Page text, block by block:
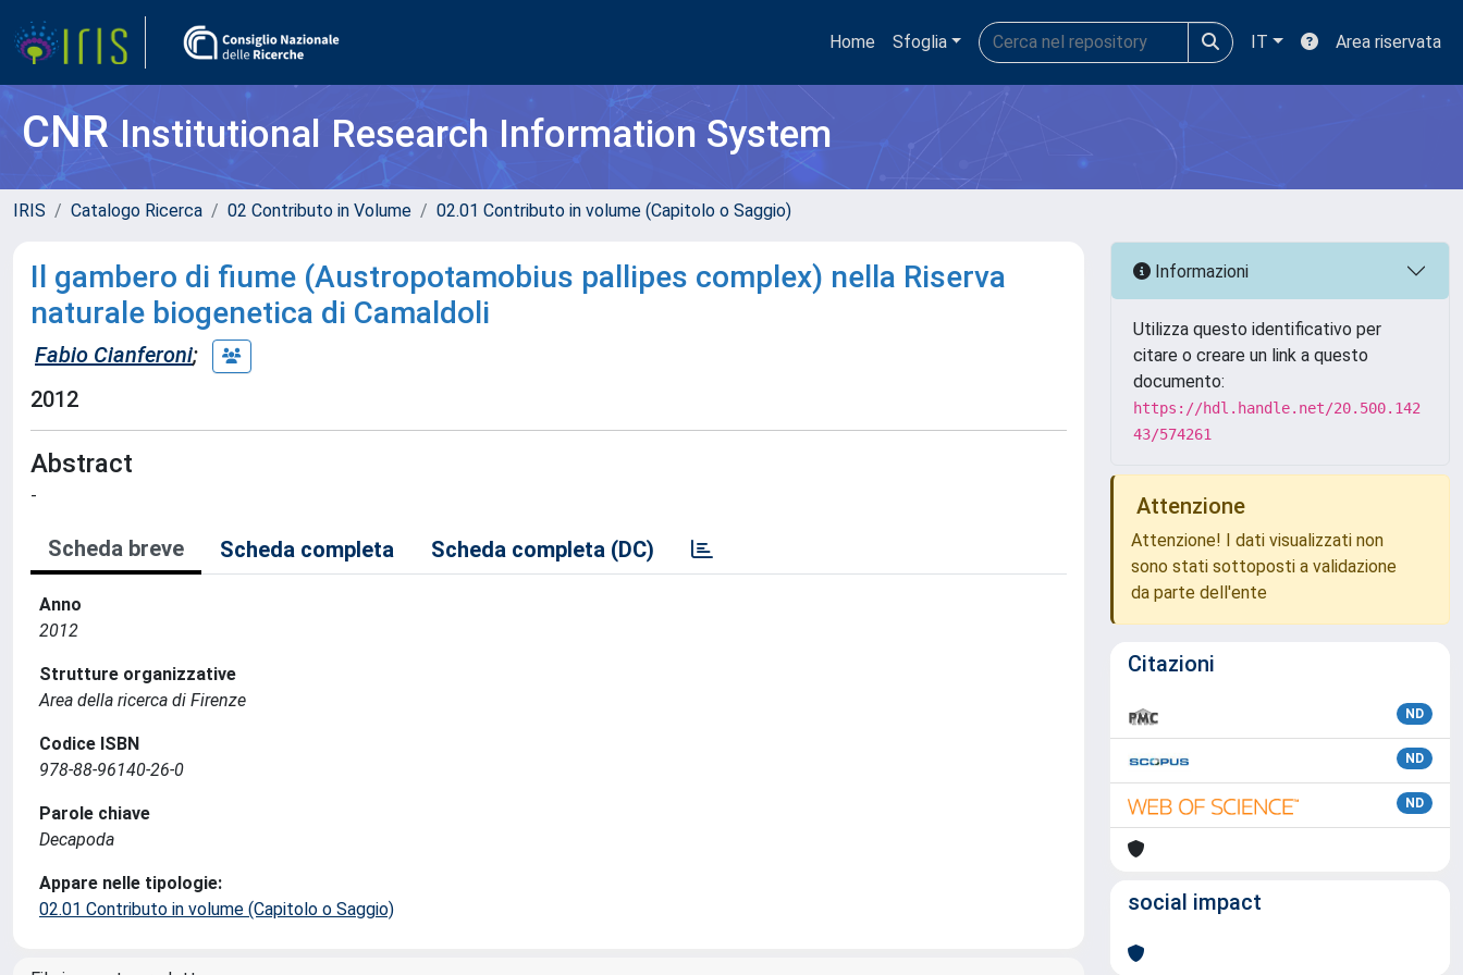
Home Sfoglia IT Area riservata
CNRInstitutional Research Information System
IRIS Catalogo Ricerca 02 Contributo in Volume 02.01 Contributo in volume (Capitolo o Saggio)
Il gambero di fiume (Austropotamobius pallipes complex) nella Riserva
naturale biogenetica di Camaldoli
Fabio Cianferoni;
2012
Abstract
-
Scheda breve Scheda completa Scheda completa (DC)
Anno
2012
Strutture organizzative
Area della ricerca di Firenze
Codice ISBN
978-88-96140-26-0
Parole chiave
Decapoda
Appare nelle tipologie:
02.01 Contributo in volume (Capitolo o Saggio)
Informazioni
Utilizza questo identificativo per
citare o creare un link a questo
documento:
https://hdl.handle.net/20.500.142
43/574261
Attenzione
Attenzione! I dati visualizzati non
sono stati sottoposti a validazione
da parte dell'ente
Citazioni
ND
ND
ND
social impact